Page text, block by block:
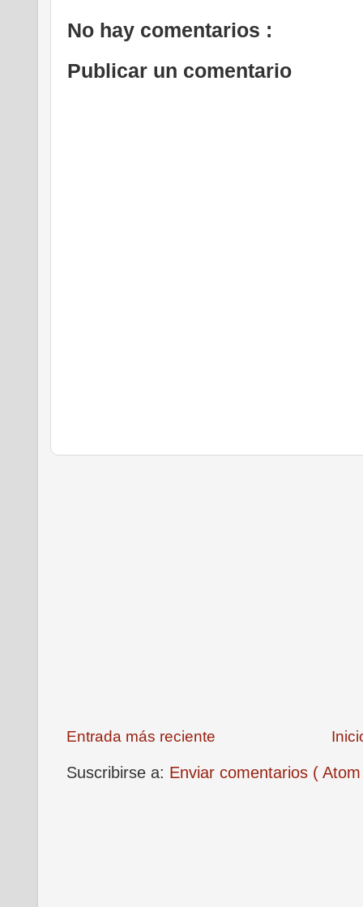
No hay comentarios :
Publicar un comentario
Entrada más reciente
Suscribirse a: Enviar comentarios (